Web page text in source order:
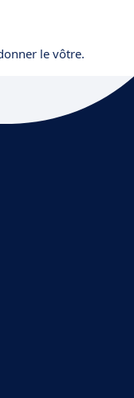
le vôtre.